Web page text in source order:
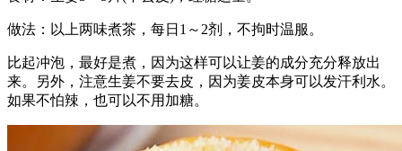
做法：以上两味煮茶，每日1～2剂，不拘时温服。
比起冲泡，最好是煮，因为这样可以让姜的成分充分释放出
来。另外，注意生姜不要去皮，因为姜皮本身可以发汗利水。
如果不怕辣，也可以不用加糖。